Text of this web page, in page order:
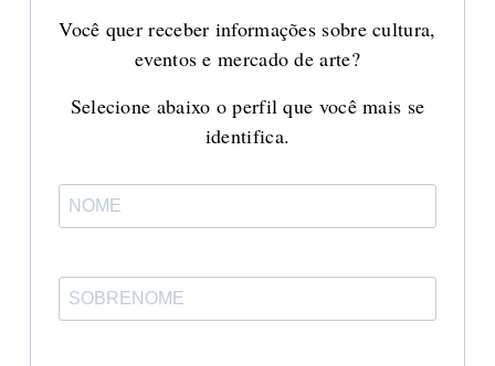
Você quer receber informações sobre cultura,
eventos e mercado de arte?
Selecione abaixo o perfil que você mais se
identifica.